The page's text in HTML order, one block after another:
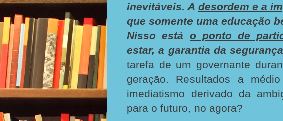
inevitáveis. A desordem e a
que somente uma educação
Nisso está o ponto de
estar, a garantia da
tarefa de um governante
geração. Resultados a
imediatismo derivado da
para o futuro, no agora?